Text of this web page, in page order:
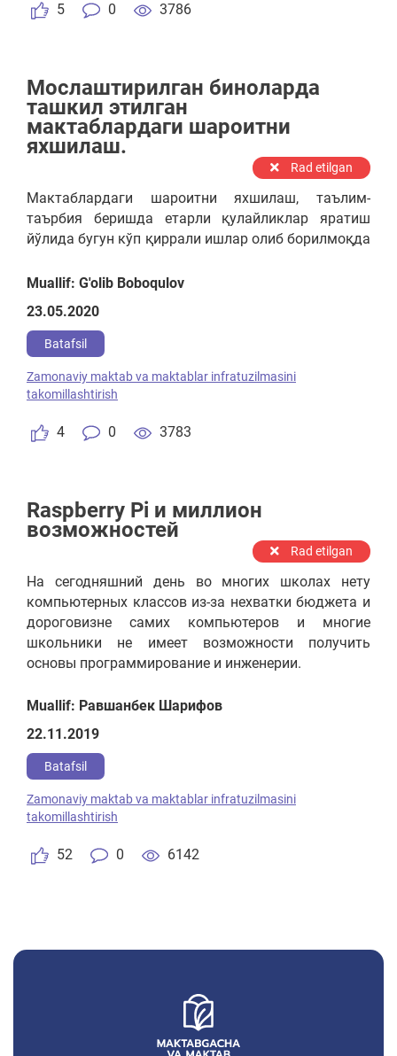
5 0 3786
Мослаштирилган биноларда
ташкил этилган
мактаблардаги шароитни
яхшилаш.
Rad etilgan
Мактаблардаги шароитни яхшилаш, таълим-
таърбия беришда етарли қулайликлар яратиш
йўлида бугун кўп қиррали ишлар олиб борилмоқда
келажак авлод тақдири билан белгиланади.
капитал таъмирланиши, мактабларда қулай шарт-
шароит яратиш мақсадида тегишли ҳужжатлар
қабул қилинган бўлиб, белгиланган ишлар
режалаштирилиб, ишлар олиб борилмоқда. Шу
ўринда мен ҳозирги кунда дастлаб
мослаштирилган биноларда ташкил этилган
мактабларни моддий техник базасини
Muallif: G'olib Boboqulov
23.05.2020
Batafsil
4 0 3783
Zamonaviy maktab va maktablar infratuzilmasini
takomillashtirish
Raspberry Pi и миллион
возможностей
Rad etilgan
На сегодняшний день во многих школах нету
компьютерных классов из-за нехватки бюджета и
дороговизне самих компьютеров и многие
школьники не имеет возможности получить
основы программирование и инженерии.
Muallif: Равшанбек Шарифов
22.11.2019
Batafsil
52 0 6142
Zamonaviy maktab va maktablar infratuzilmasini
takomillashtirish